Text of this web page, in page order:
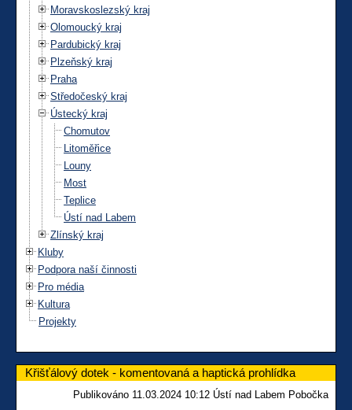
Moravskoslezský kraj
Olomoucký kraj
Pardubický kraj
Plzeňský kraj
Praha
Středočeský kraj
Ústecký kraj
Chomutov
Litoměřice
Louny
Most
Teplice
Ústí nad Labem
Zlínský kraj
Kluby
Podpora naší činnosti
Pro média
Kultura
Projekty
Křišťálový dotek - komentovaná a haptická prohlídka
Publikováno 11.03.2024 10:12 Ústí nad Labem Pobočka